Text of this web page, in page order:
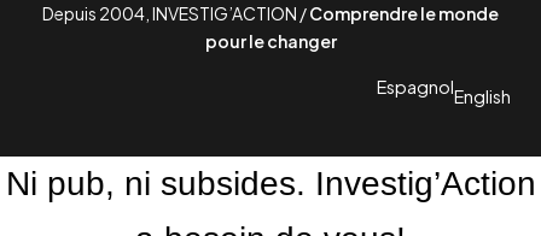
Depuis 2004, INVESTIG’ACTION /Comprendre le monde
pour le changer
EspagnolEnglish
Ni pub, ni subsides. Investig’Action